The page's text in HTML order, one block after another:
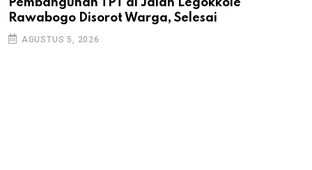
Pembangunan TPT di Jalan Legokkole
Rawabogo Disorot Warga, Selesai
AGUSTUS 5, 2026